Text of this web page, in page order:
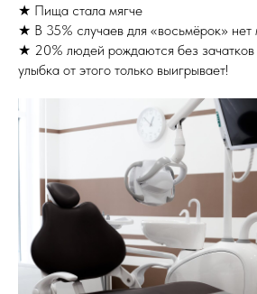
★ Пища стала мягче
★ В 35% случаев для «восьмёрок» нет
★ 20% людей рождаются без зачатков
улыбка от этого только выигрывает!